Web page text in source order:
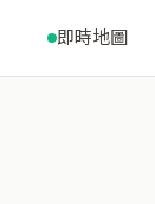
即時地圖